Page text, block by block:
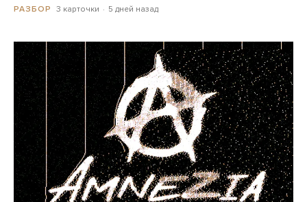
РАЗБОР 3 карточки 5 дней назад